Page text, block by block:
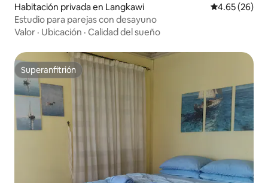
Habitación privada en Langkawi Calificación
4.65 (26)
Estudio para parejas con desayuno
Valor · Ubicación · Calidad del sueño
Superanfitrión
Superanfitrión